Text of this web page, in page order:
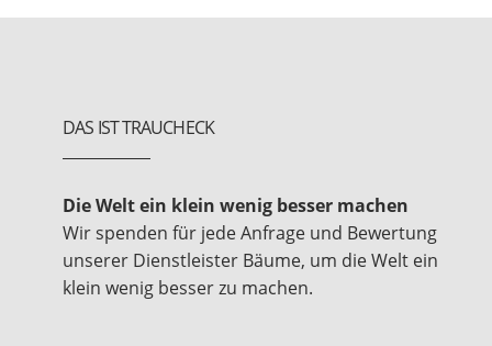
DAS IST TRAUCHECK
Die Welt ein klein wenig besser machen
Wir spenden für jede Anfrage und Bewertung
unserer Dienstleister Bäume, um die Welt ein
klein wenig besser zu machen.